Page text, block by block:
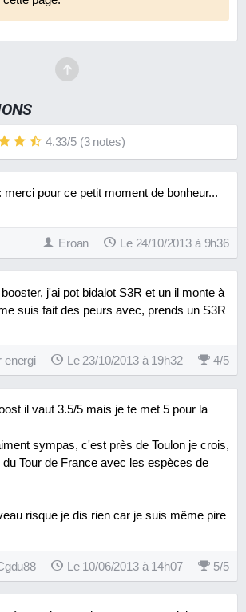
4.33/5 (3notes)
merci pour ce petit moment de bonheur...
Eroan Le 24/10/2013 à 9h36
j'ai pot bidalot S3R et un il monte à
suis fait des peurs avec, prends un S3R
energi Le 23/10/2013 à 19h32 4/5
il vaut 3.5/5 mais je te met 5 pour la
sympas, c'est près de Toulon je crois,
Tour de France avec les espèces de
risque je dis rien car je suis même pire
Le 10/06/2013 à 14h07 5/5